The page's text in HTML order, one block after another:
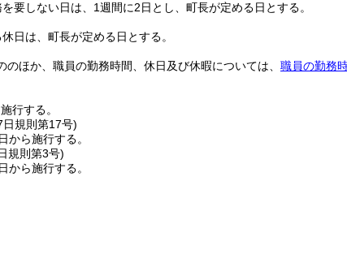
要しない日は、1週間に2日とし、町長が定める日とする。
日は、町長が定める日とする。
のほか、職員の勤務時間、休日及び休暇については、 職員の勤務
行する。
日規則第17号)
から施行する。
規則第3号)
から施行する。